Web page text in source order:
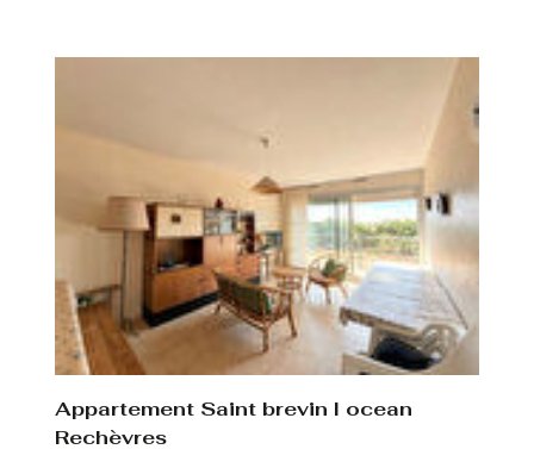
Appartement Saint brevin l ocean
Rechèvres